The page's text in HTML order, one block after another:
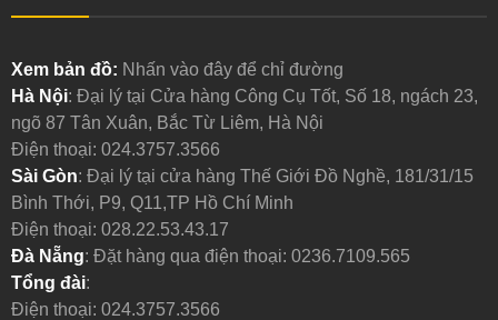
Xem bản đồ: Nhấn vào đây để chỉ đường
Hà Nội: Đại lý tại Cửa hàng Công Cụ Tốt, Số 18, ngách 23,
ngõ 87 Tân Xuân, Bắc Từ Liêm, Hà Nội
Điện thoại: 024.3757.3566
Sài Gòn: Đại lý tại cửa hàng Thế Giới Đồ Nghề, 181/31/15
Bình Thới, P9, Q11,TP Hồ Chí Minh
Điện thoại: 028.22.53.43.17
Đà Nẵng: Đặt hàng qua điện thoại: 0236.7109.565
Tổng đài:
Điện thoại: 024.3757.3566